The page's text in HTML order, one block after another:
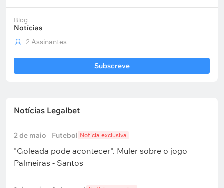
Blog
Notícias
2 Assinantes
Subscreve
Notícias Legalbet
2 de maio Futebol Notícia exclusiva
"Goleada pode acontecer". Muler sobre o jogo
Palmeiras - Santos